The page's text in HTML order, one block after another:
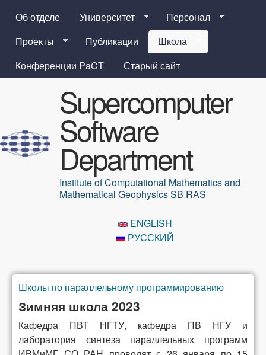
содержанию
Об отделе Университет
Персонал
Проекты
Публикации
Школа
Конференции PaCT
Старый сайт
Supercomputer
Software
Department
Institute of Computational Mathematics and
Mathematical Geophysics SB RAS
ENGLISH
РУССКИЙ
Вы здесь
Школы по параллельному программированию
Зимняя школа 2023
Кафедра ПВТ НГТУ, кафедра ПВ НГУ и
лаборатория синтеза параллельных программ